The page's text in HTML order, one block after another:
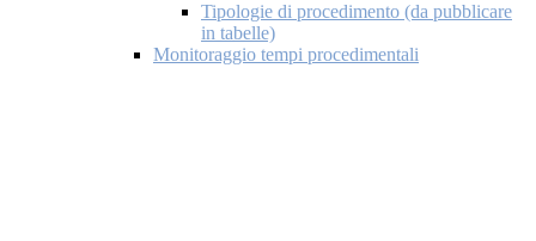
Tipologie di procedimento (da pubblicare
in tabelle)
Monitoraggio tempi procedimentali